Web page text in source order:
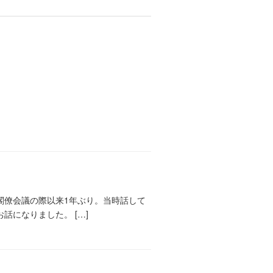
会議の際以来1年ぶり。当時話して
話になりました。 […]